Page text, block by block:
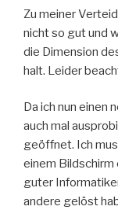
Zu meiner
nicht so gut und
die Dimension
halt. Leider
Da ich nun einen
auch mal
geöffnet. Ich
einem Bildschirm
guter
andere gelöst